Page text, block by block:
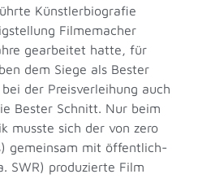
Künstlerbiografie
Filmemacher
gearbeitet hatte, für
dem Siege als Bester
der Preisverleihung auch
Bester Schnitt. Nur beim
musste sich der von zero
gemeinsam mit öffentlich-
SWR) produzierte Film